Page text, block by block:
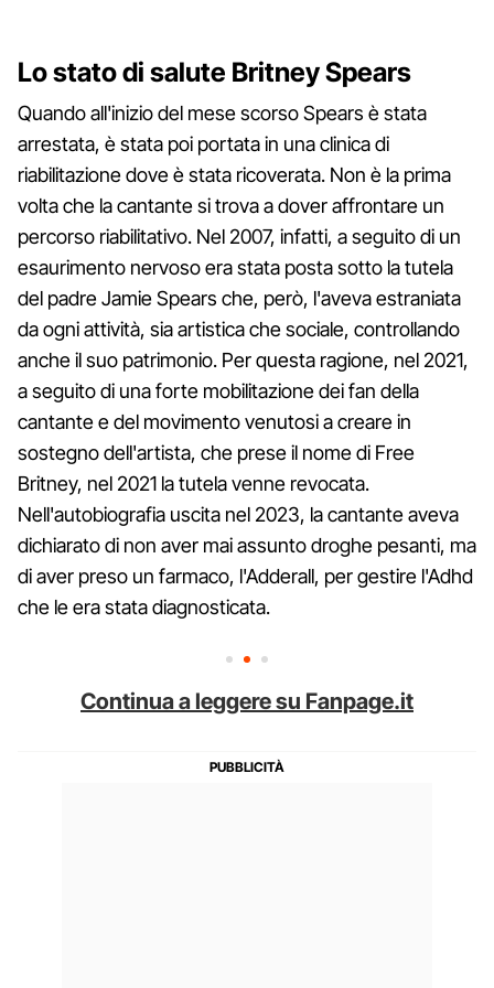
Lo stato di salute Britney Spears
Quando all'inizio del mese scorso Spears è stata
arrestata, è stata poi portata in una clinica di
riabilitazione dove è stata ricoverata. Non è la prima
volta che la cantante si trova a dover affrontare un
percorso riabilitativo. Nel 2007, infatti, a seguito di un
esaurimento nervoso era stata posta sotto la tutela
del padre Jamie Spears che, però, l'aveva estraniata
da ogni attività, sia artistica che sociale, controllando
anche il suo patrimonio. Per questa ragione, nel 2021,
a seguito di una forte mobilitazione dei fan della
cantante e del movimento venutosi a creare in
sostegno dell'artista, che prese il nome di Free
Britney, nel 2021 la tutela venne revocata.
Nell'autobiografia uscita nel 2023, la cantante aveva
dichiarato di non aver mai assunto droghe pesanti, ma
di aver preso un farmaco, l'Adderall, per gestire l'Adhd
che le era stata diagnosticata.
Continua a leggere su Fanpage.it